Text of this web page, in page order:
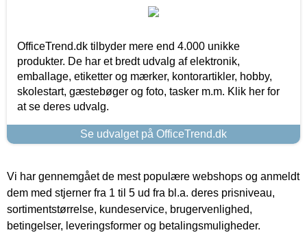
OfficeTrend.dk tilbyder mere end 4.000 unikke
produkter. De har et bredt udvalg af elektronik,
emballage, etiketter og mærker, kontorartikler, hobby,
skolestart, gæstebøger og foto, tasker m.m. Klik her for
at se deres udvalg.
Se udvalget på OfficeTrend.dk
Vi har gennemgået de mest populære webshops og anmeldt
dem med stjerner fra 1 til 5 ud fra bl.a. deres prisniveau,
sortimentstørrelse, kundeservice, brugervenlighed,
betingelser, leveringsformer og betalingsmuligheder.